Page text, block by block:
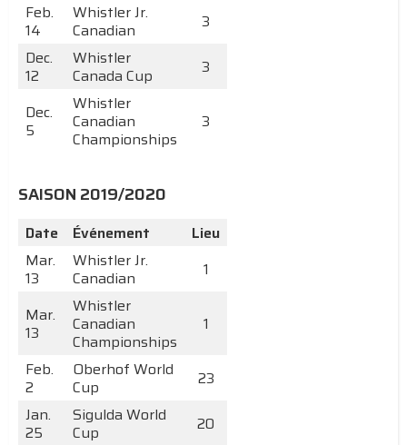
Feb.
14
Whistler Jr.
Canadian
3
Dec.
12
Whistler
Canada Cup
3
Dec.
5
Whistler
Canadian
Championships
3
SAISON 2019/2020
Date Événement
Lieu
Mar.
13
Whistler Jr.
Canadian
1
Mar.
13
Whistler
Canadian
Championships
1
Feb.
2
Oberhof World
Cup
23
Jan.
25
Sigulda World
Cup
20